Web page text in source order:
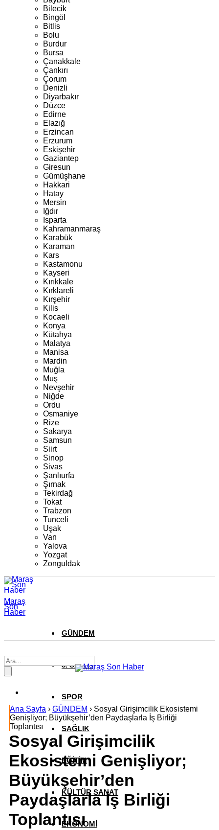
Bilecik
Bingöl
Bitlis
Bolu
Burdur
Bursa
Çanakkale
Çankırı
Çorum
Denizli
Diyarbakır
Düzce
Edirne
Elazığ
Erzincan
Erzurum
Eskişehir
Gaziantep
Giresun
Gümüşhane
Hakkari
Hatay
Mersin
Iğdır
Isparta
Kahramanmaraş
Karabük
Karaman
Kars
Kastamonu
Kayseri
Kırıkkale
Kırklareli
Kırşehir
Kilis
Kocaeli
Konya
Kütahya
Malatya
Manisa
Mardin
Muğla
Muş
Nevşehir
Niğde
Ordu
Osmaniye
Rize
Sakarya
Samsun
Siirt
Sinop
Sivas
Şanlıurfa
Şırnak
Tekirdağ
Tokat
Trabzon
Tunceli
Uşak
Van
Yalova
Yozgat
Zonguldak
Maraş
Son
Haber
GÜNDEM
3. SAYFA
SPOR
SAĞLIK
EĞİTİM
KÜLTÜR SANAT
EKONOMİ
Ana Sayfa › GÜNDEM › Sosyal Girişimcilik Ekosistemi
Genişliyor; Büyükşehir’den Paydaşlarla İş Birliği
Toplantısı
Sosyal Girişimcilik
Ekosistemi Genişliyor;
Büyükşehir’den
Paydaşlarla İş Birliği
Toplantısı